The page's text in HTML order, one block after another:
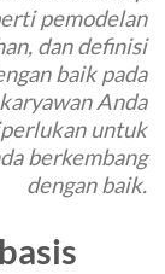
pemodelan
dan definisi
baik pada
Anda
untuk
berkembang
dengan baik.